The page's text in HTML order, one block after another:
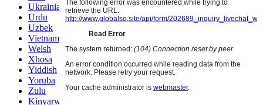
Ukrainian
Urdu
Uzbek
Vietnamese
Welsh
Xhosa
Yiddish
Yoruba
Zulu
Kinyarwanda